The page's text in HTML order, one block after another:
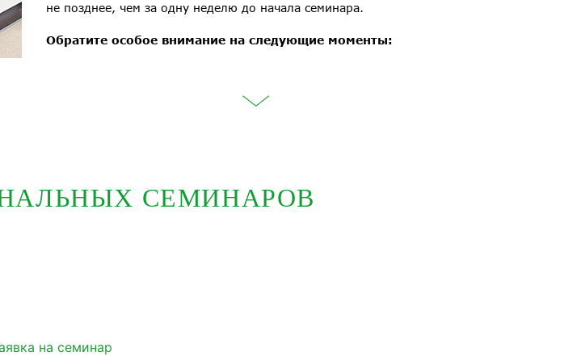
не позднее, чем за одну неделю до начала семинара.
Обратите особое внимание на следующие моменты:
СЕМИНАРОВ
на семинар